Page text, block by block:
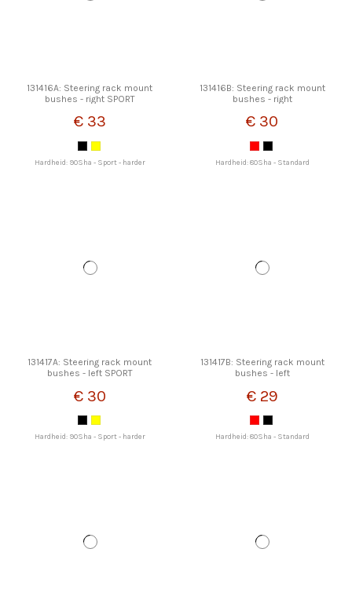
131416A: Steering rack mount
bushes - right SPORT
€ 33
Hardheid: 90Sha - Sport - harder
131416B: Steering rack mount
bushes - right
€ 30
Hardheid: 80Sha - Standard
131417A: Steering rack mount
bushes - left SPORT
€ 30
Hardheid: 90Sha - Sport - harder
131417B: Steering rack mount
bushes - left
€ 29
Hardheid: 80Sha - Standard